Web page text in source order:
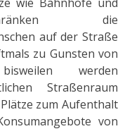
die
auf der Straße
zu Gunsten von
werden
Straßenraum
zum Aufenthalt
von